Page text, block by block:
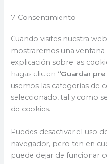
7. Consentimiento
Cuando visites nuestra
mostraremos una
explicación sobre las
hagas clic en “Guardar
usemos las categorías de
seleccionado, tal y como
de cookies.
Puedes desactivar el uso
navegador, pero ten en
puede dejar de funcionar